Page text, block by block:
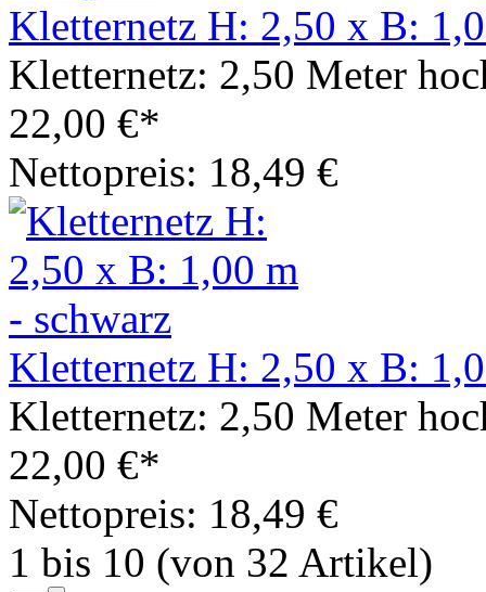
Kletternetz H: 2,50 x B:
Kletternetz: 2,50 Meter
22,00 €*
Nettopreis: 18,49 €
Kletternetz H: 2,50 x B:
Kletternetz: 2,50 Meter
22,00 €*
Nettopreis: 18,49 €
1 bis 10 (von 32 Artikel)